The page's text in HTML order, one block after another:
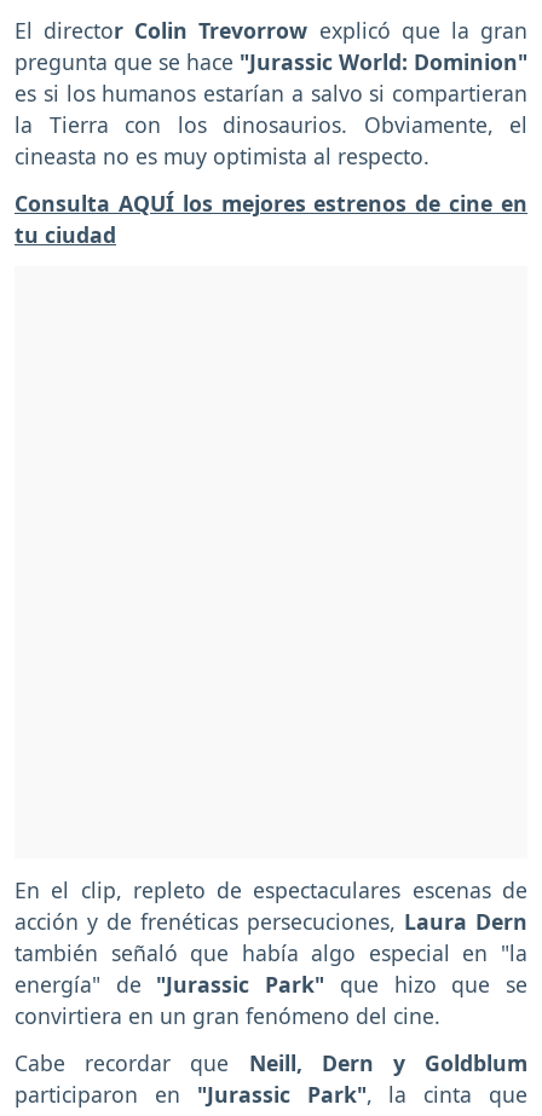
El director Colin Trevorrow explicó que la gran
pregunta que se hace "Jurassic World: Dominion"
es si los humanos estarían a salvo si compartieran
la Tierra con los dinosaurios. Obviamente, el
cineasta no es muy optimista al respecto.
Consulta AQUÍ los mejores estrenos de cine en
tu ciudad
En el clip, repleto de espectaculares escenas de
acción y de frenéticas persecuciones, Laura Dern
también señaló que había algo especial en "la
energía" de "Jurassic Park" que hizo que se
convirtiera en un gran fenómeno del cine.
Cabe recordar que Neill, Dern y Goldblum
participaron en "Jurassic Park", la cinta que